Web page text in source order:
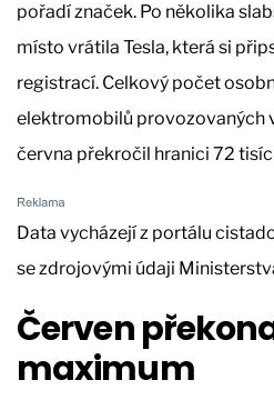
pořadí značek. Po několika
místo vrátila Tesla, která si
registrací. Celkový počet
elektromobilů provozovaných
června překročil hranici 72 tisíc
Data vycházejí z portálu
se zdrojovými údaji
Červen
maximum